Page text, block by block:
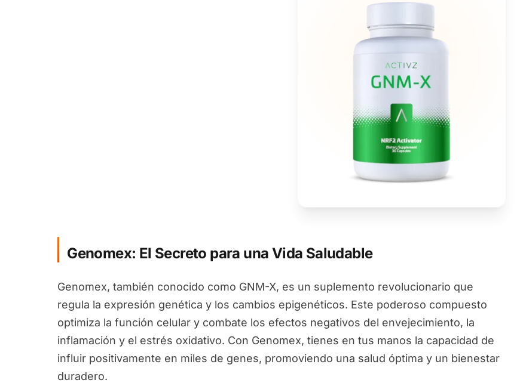
Genomex: El Secreto para una Vida Saludable
Genomex, también conocido como GNM-X, es un suplemento revolucionario que
regula la expresión genética y los cambios epigenéticos. Este poderoso compuesto
optimiza la función celular y combate los efectos negativos del envejecimiento, la
inflamación y el estrés oxidativo. Con Genomex, tienes en tus manos la capacidad de
influir positivamente en miles de genes, promoviendo una salud óptima y un bienestar
duradero.